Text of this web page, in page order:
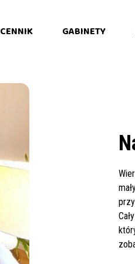
CENNIK GABINETY